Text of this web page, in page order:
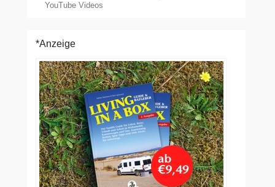
YouTube Videos
*Anzeige